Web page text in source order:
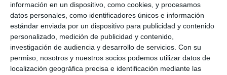
información en un dispositivo, como cookies, y procesamos
datos personales, como identificadores únicos e información
estándar enviada por un dispositivo para publicidad y contenido
personalizado, medición de publicidad y contenido,
investigación de audiencia y desarrollo de servicios. Con su
permiso, nosotros y nuestros socios podemos utilizar datos de
localización geográfica precisa e identificación mediante las